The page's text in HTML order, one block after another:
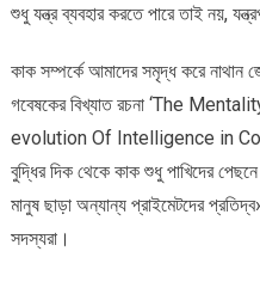
শুধু যন্ত্র ব্যবহার করতে পারে তাই নয়,
কাক সম্পর্কে আমাদের সমৃদ্ধ করে নাথান
গবেষকের বিখ্যাত রচনা ‘The
evolution Of Intelligence in
বুদ্ধির দিক থেকে কাক শুধু পাখিদের
মানুষ ছাড়া অন্যান্য প্রাইমেটদের
সদস্যরা।